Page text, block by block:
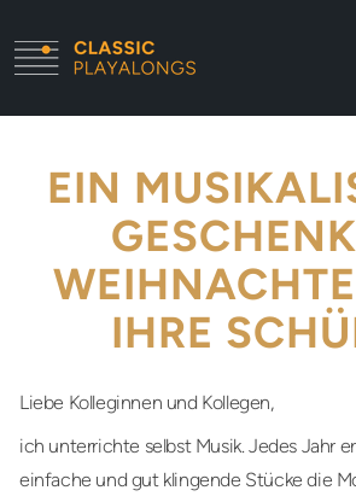
EIN
IHRE
Liebe Kolleginnen und Kollegen,
ich unterrichte selbst Musik. Jedes Jahr
einfache und gut klingende Stücke die